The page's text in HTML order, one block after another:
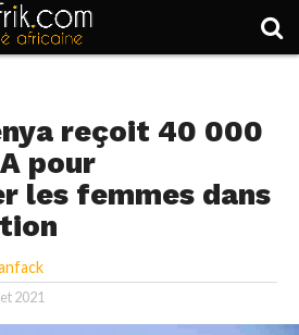
reçoit 40 000
pour
les femmes dans
2021